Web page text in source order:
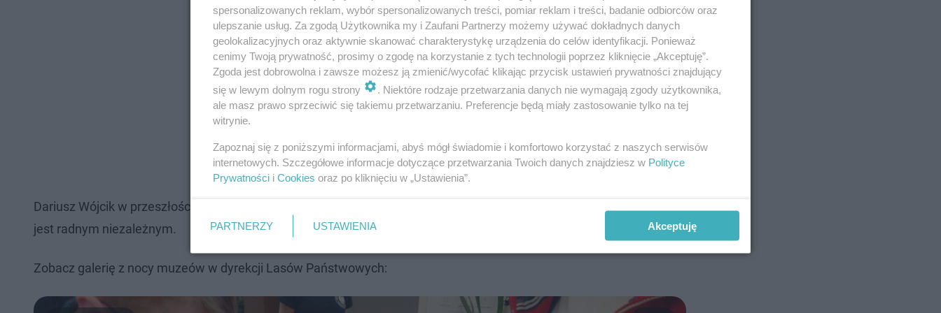
Dariusz Wójcik w przeszłości był przewodniczącym rady miejskiej w Radomiu. Przez lata był członkiem PiS, obecnie
jest radnym niezależnym.
Zobacz galerię z nocy muzeów w dyrekcji Lasów Państwowych:
spersonalizowanych reklam, wybór spersonalizowanych treści, pomiar reklam i treści, badanie odbiorców oraz
ulepszanie usług. Za zgodą Użytkownika my i Zaufani Partnerzy możemy używać dokładnych danych
geolokalizacyjnych oraz aktywnie skanować charakterystykę urządzenia do celów identyfikacji. Ponieważ
cenimy Twoją prywatność, prosimy o zgodę na korzystanie z tych technologii poprzez kliknięcie „Akceptuję”.
Zgoda jest dobrowolna i zawsze możesz ją zmienić/wycofać klikając przycisk ustawień prywatności znajdujący
się w lewym dolnym rogu strony
. Niektóre rodzaje przetwarzania danych nie wymagają zgody użytkownika,
ale masz prawo sprzeciwić się takiemu przetwarzaniu. Preferencje będą miały zastosowanie tylko na tej
witrynie.
Zapoznaj się z poniższymi informacjami, abyś mógł świadomie i komfortowo korzystać z naszych serwisów
internetowych. Szczegółowe informacje dotyczące przetwarzania Twoich danych znajdziesz w Polityce
Prywatności i Cookies oraz po kliknięciu w „Ustawienia”.
PARTNERZY USTAWIENIA Akceptuję